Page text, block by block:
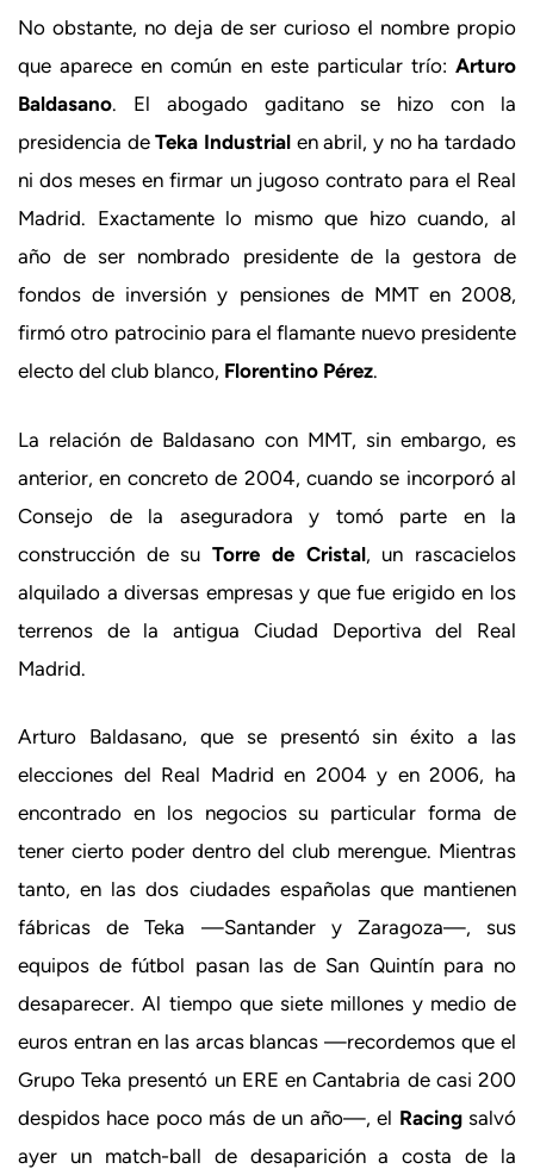
No obstante, no deja de ser curioso el nombre propio
que aparece en común en este particular trío: Arturo
Baldasano. El abogado gaditano se hizo con la
presidencia deTeka Industrial en abril, y no ha tardado
ni dos meses en firmar un jugoso contrato para el Real
Madrid. Exactamente lo mismo que hizo cuando, al
año de ser nombrado presidente de la gestora de
fondos de inversión y pensiones de MMT en 2008,
firmó otro patrocinio para el flamante nuevo presidente
electo del club blanco, Florentino Pérez.
La relación de Baldasano con MMT, sin embargo, es
anterior, en concreto de 2004, cuando se incorporó al
Consejo de la aseguradora y tomó parte en la
construcción de suTorre de Cristal, un rascacielos
alquilado a diversas empresas y que fue erigido en los
terrenos de la antigua Ciudad Deportiva del Real
Madrid.
Arturo Baldasano, que se presentó sin éxito a las
elecciones del Real Madrid en 2004 y en 2006, ha
encontrado en los negocios su particular forma de
tener cierto poder dentro del club merengue. Mientras
tanto, en las dos ciudades españolas que mantienen
fábricas de Teka —Santander y Zaragoza—, sus
equipos de fútbol pasan las de San Quintín para no
desaparecer. Al tiempo que siete millones y medio de
euros entran en las arcas blancas —recordemos que el
Grupo Teka presentó un ERE en Cantabria de casi 200
despidos hace poco más de un año—, el Racingsalvó
ayer un match-ball de desaparición a costa de la